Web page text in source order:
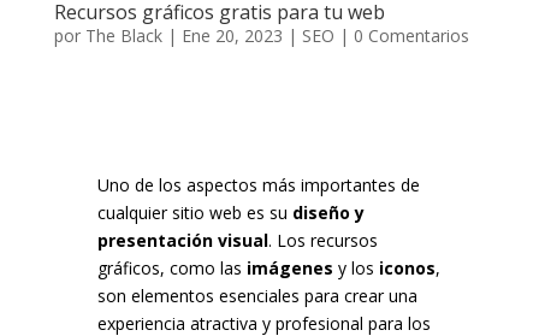
Recursos gráficos gratis para tu web
por The Black| Ene 20, 2023 | SEO | 0 Comentarios
Uno de los aspectos más importantes de
cualquier sitio web es su diseño y
presentación visual. Los recursos
gráficos, como las imágenes y los iconos,
son elementos esenciales para crear una
experiencia atractiva y profesional para los